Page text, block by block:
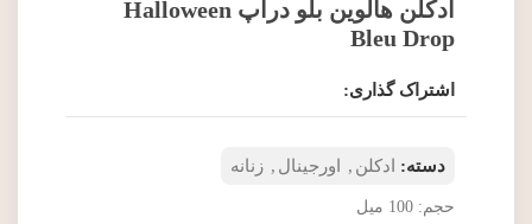
ادکلن هالوین بلو دراپ Halloween
Bleu Drop
اشتراک گذاری:
دسته: ادکلن , اورجینال , زنانه
حجم: 100 ميل